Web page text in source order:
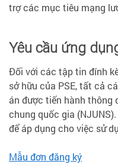
trợ các mục tiêu mạng
Yêu cầu ứng
Đối với các tập tin đính
sở hữu của PSE, tất cả
án được tiến hành thông
chung quốc gia
để áp dụng cho việc sử
Mẫu đơn đăng ký